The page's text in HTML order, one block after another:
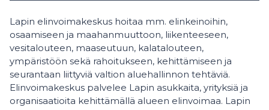
Lapin elinvoimakeskus hoitaa mm. elinkeinoihin,
osaamiseen ja maahanmuuttoon, liikenteeseen,
vesitalouteen, maaseutuun, kalatalouteen,
ympäristöön sekä rahoitukseen, kehittämiseen ja
seurantaan liittyviä valtion aluehallinnon tehtäviä.
Elinvoimakeskus palvelee Lapin asukkaita, yrityksiä ja
organisaatioita kehittämällä alueen elinvoimaa. Lapin